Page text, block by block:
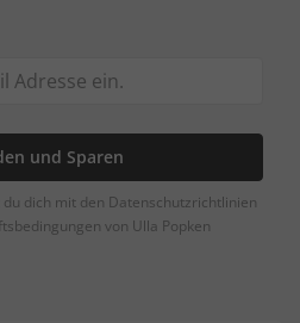
und Sparen
dich mit den Datenschutzrichtlinien
von Ulla Popken